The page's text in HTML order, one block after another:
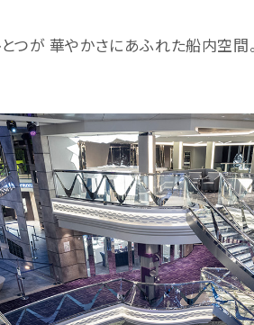
つが 華やかさにあふれた船内空間